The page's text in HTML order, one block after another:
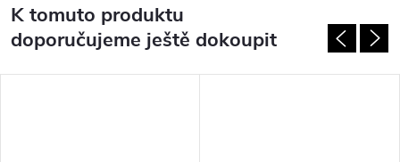
K tomuto produktu
doporučujeme ještě dokoupit